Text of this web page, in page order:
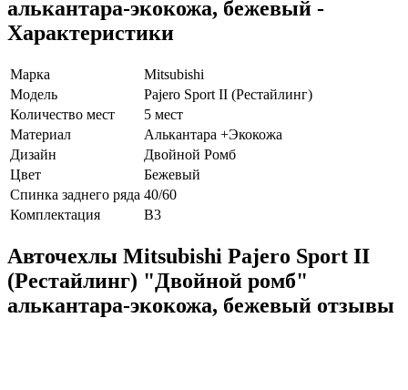
алькантара-экокожа, бежевый -
Характеристики
Марка
Mitsubishi
Модель
Pajero Sport II (Рестайлинг)
Количество мест
5 мест
Материал
Алькантара +Экокожа
Дизайн
Двойной Ромб
Цвет
Бежевый
Спинка заднего ряда 40/60
Комплектация
В3
Авточехлы Mitsubishi Pajero Sport II
(Рестайлинг) "Двойной ромб"
алькантара-экокожа, бежевый отзывы